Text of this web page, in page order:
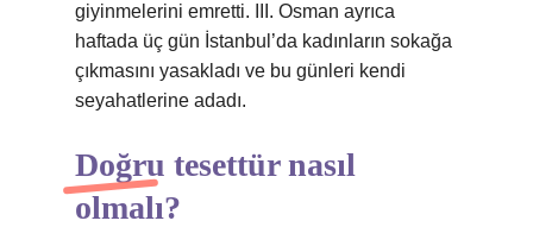
giyinmelerini emretti. III. Osman ayrıca
haftada üç gün İstanbul’da kadınların sokağa
çıkmasını yasakladı ve bu günleri kendi
seyahatlerine adadı.
Doğru tesettür nasıl
olmalı?